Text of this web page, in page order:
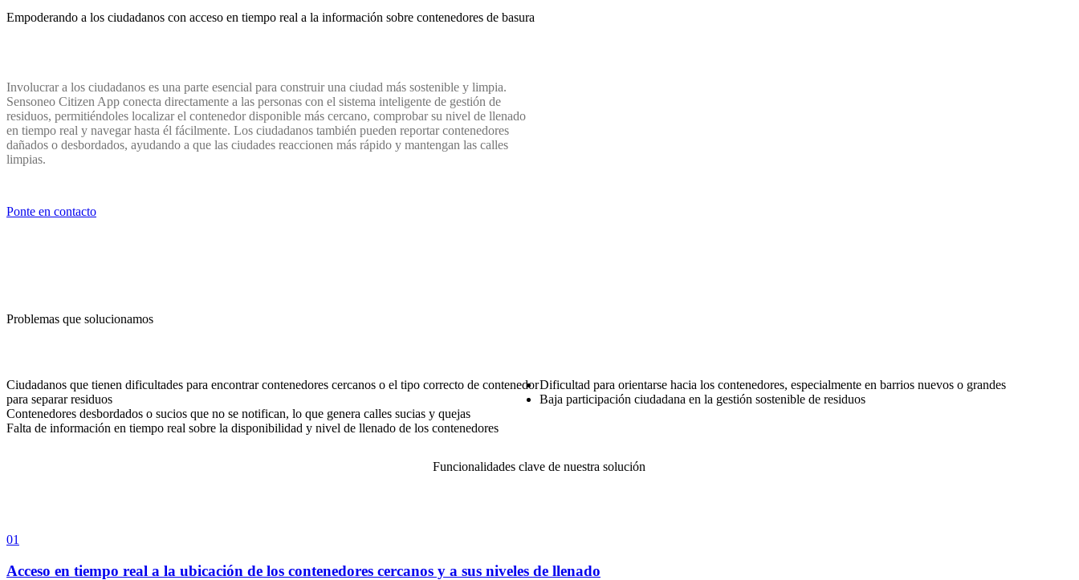
Empoderando a los ciudadanos con acceso en tiempo real a la información sobre contenedores de basura
Involucrar a los ciudadanos es una parte esencial para construir una ciudad más sostenible y limpia.
Sensoneo Citizen App conecta directamente a las personas con el sistema inteligente de gestión de
residuos, permitiéndoles localizar el contenedor disponible más cercano, comprobar su nivel de llenado
en tiempo real y navegar hasta él fácilmente. Los ciudadanos también pueden reportar contenedores
dañados o desbordados, ayudando a que las ciudades reaccionen más rápido y mantengan las calles
limpias.
Ponte en contacto
Problemas que solucionamos
Ciudadanos que tienen dificultades para encontrar contenedores cercanos o el tipo correcto de contenedor
para separar residuos
Contenedores desbordados o sucios que no se notifican, lo que genera calles sucias y quejas
Falta de información en tiempo real sobre la disponibilidad y nivel de llenado de los contenedores
Dificultad para orientarse hacia los contenedores, especialmente en barrios nuevos o grandes
Baja participación ciudadana en la gestión sostenible de residuos
Funcionalidades clave de nuestra solución
01
Acceso en tiempo real a la ubicación de los contenedores cercanos y a sus niveles de llenado